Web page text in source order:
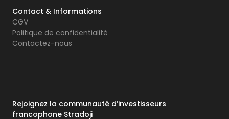
Contact & Informations
CGV
Politique de confidentialité
Contactez-nous
Rejoignez la communauté d’investisseurs
francophone Stradoji